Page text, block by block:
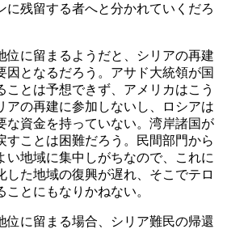
に残留する者へと分かれていくだろ
位に留まるようだと、シリアの再建
因となるだろう。アサド大統領が国
ことは予想できず、アメリカはこう
アの再建に参加しないし、ロシアは
な資金を持っていない。湾岸諸国が
すことは困難だろう。民間部門から
い地域に集中しがちなので、これに
した地域の復興が遅れ、そこでテロ
ことにもなりかねない。
位に留まる場合、シリア難民の帰還